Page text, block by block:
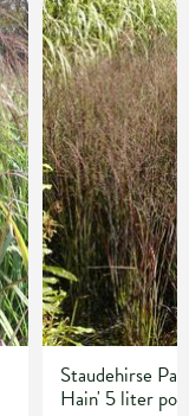
Staudehirse
Hain' 5 liter